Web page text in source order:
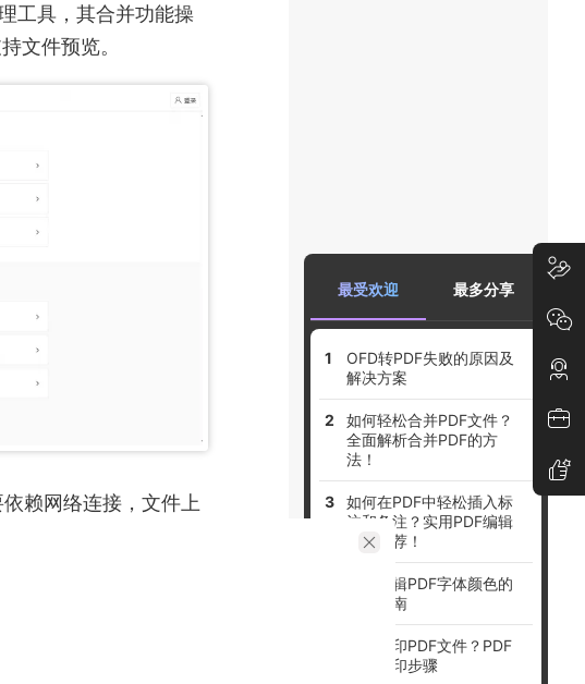
工具，其合并功能操
文件预览。
赖网络连接，文件上
最受欢迎 最多分享
OFD转PDF失败的原因及
解决方案
如何轻松合并PDF文件？
全面解析合并PDF的方
法！
如何在PDF中轻松插入标
注和备注？实用PDF编辑
工具推荐！
免费编辑PDF字体颜色的
终极指南
如何打印PDF文件？PDF
文件打印步骤